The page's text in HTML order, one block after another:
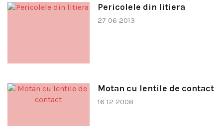
Pericolele din litiera
27 06 2013
Motan cu lentile de contact
16 12 2008